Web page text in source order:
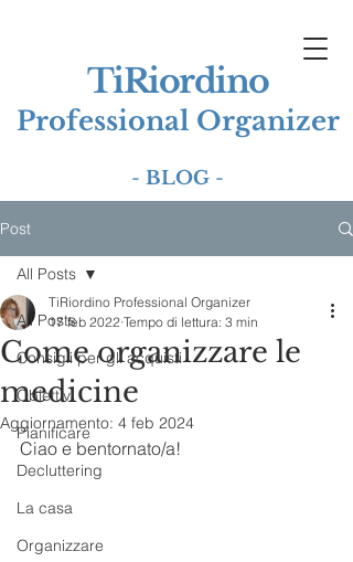
TiRiordino
Professional Organizer
- BLOG -
Post
All Posts
Consigli per gli acquisti
Obiettivi
Pianificare
Decluttering
La casa
Organizzare
All Posts
Come organizzare le
medicine
TiRiordino Professional Organizer
17 feb 2022 Tempo di lettura: 3 min
Aggiornamento: 4 feb 2024
Ciao e bentornato/a!